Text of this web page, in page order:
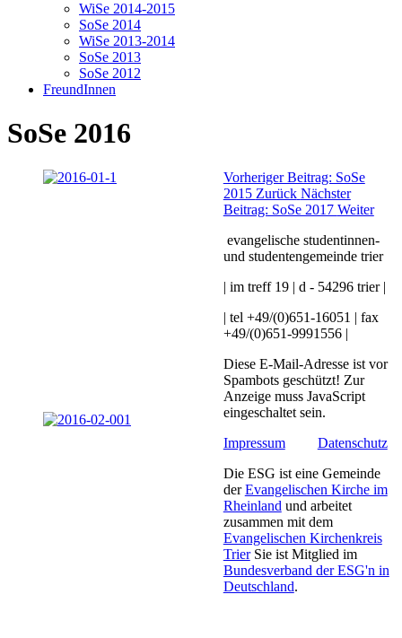
WiSe 2014-2015
SoSe 2014
WiSe 2013-2014
SoSe 2013
SoSe 2012
FreundInnen
SoSe 2016
Vorheriger Beitrag: SoSe
2015 Zurück Nächster
Beitrag: SoSe 2017 Weiter
evangelische studentinnen-
und studentengemeinde trier
| im treff 19 | d - 54296 trier |
| tel +49/(0)651-16051 | fax
+49/(0)651-9991556 |
Diese E-Mail-Adresse ist vor
Spambots geschützt! Zur
Anzeige muss JavaScript
eingeschaltet sein.
Impressum
Datenschutz
Die ESG ist eine Gemeinde
derEvangelischen Kirche im
Rheinland und arbeitet
zusammen mit dem
Evangelischen Kirchenkreis
TrierSie ist Mitglied im
Bundesverband der ESG'n in
Deutschland.